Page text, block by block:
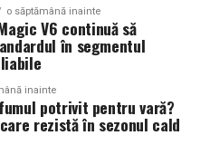
mai mult decât
a lansat și o serie
, unde poate fi urmărit
la inspirație și alegerea
dintre parfumieri.
o săptămână inainte
V6 continuă să
în segmentul
inainte
potrivit pentru vară?
rezistă în sezonul cald